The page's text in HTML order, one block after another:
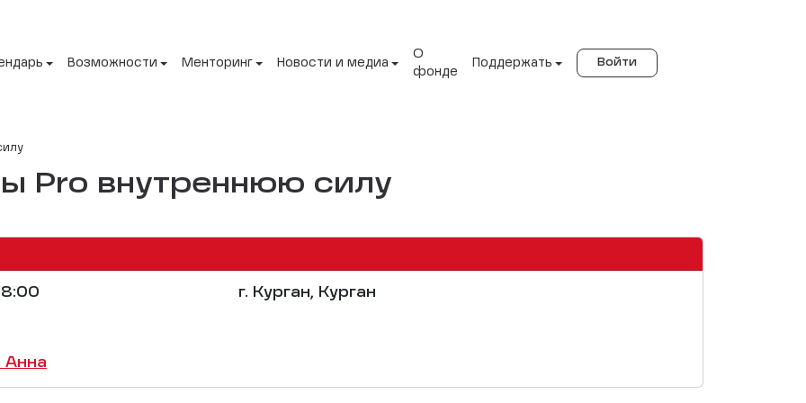
Возможности Менторинг Новости и медиа
О
фонде
Поддержать Войти
Pro внутреннюю силу
г. Курган, Курган
Анна